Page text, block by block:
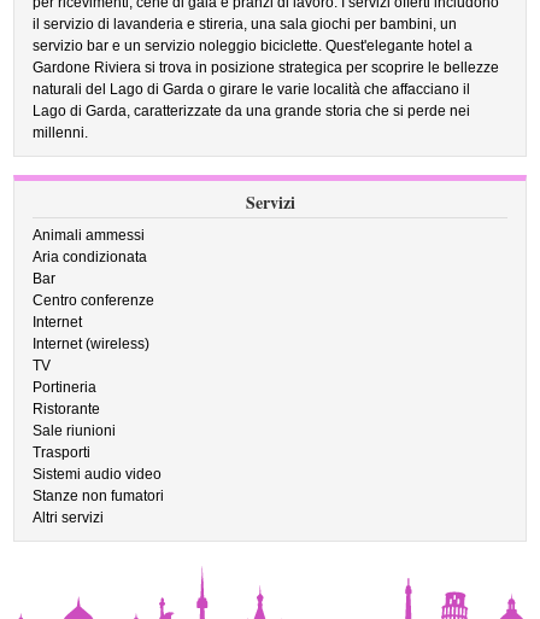
il servizio di lavanderia e stireria, una sala giochi per bambini, un
servizio bar e un servizio noleggio biciclette. Quest'elegante hotel a
Gardone Riviera si trova in posizione strategica per scoprire le bellezze
naturali del Lago di Garda o girare le varie località che affacciano il
Lago di Garda, caratterizzate da una grande storia che si perde nei
millenni.
Servizi
Animali ammessi
Aria condizionata
Bar
Centro conferenze
Internet
Internet (wireless)
TV
Portineria
Ristorante
Sale riunioni
Trasporti
Sistemi audio video
Stanze non fumatori
Altri servizi